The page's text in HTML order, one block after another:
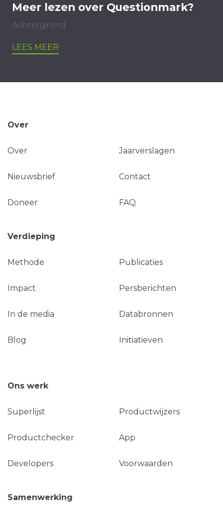
Meer lezen over Questionmark?
Achtergrond
LEES MEER
Over
Over Jaarverslagen
Nieuwsbrief Contact
Doneer FAQ
Verdieping
Methode Publicaties
Impact Persberichten
In de media Databronnen
Blog Initiatieven
Ons werk
Superlijst Productwijzers
Productchecker App
Developers Voorwaarden
Samenwerking